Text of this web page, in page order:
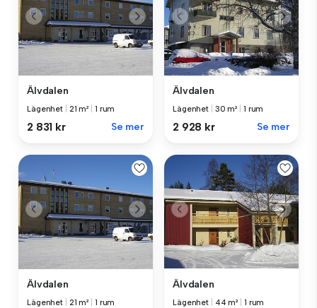
Älvdalen
Lägenhet 21 m² 1 rum
2 831 kr Se mer
Älvdalen
Lägenhet 30 m² 1 rum
2 928 kr Se mer
Älvdalen
Lägenhet 21 m² 1 rum
Älvdalen
Lägenhet 44 m² 1 rum